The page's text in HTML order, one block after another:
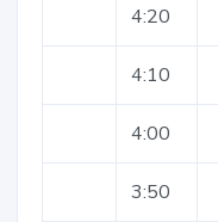
4:20
4:10
4:00
3:50